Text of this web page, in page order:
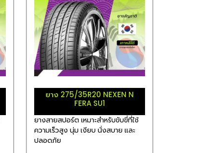
ยาง 275/35R20 NEXEN N
FERA SU1
ยางสายสปอร์ต เหมาะสำหรับขับขี่ที่ใช้
ความเร็วสูง นุ่ม เงียบ นั่งสบาย และ
ปลอดภัย